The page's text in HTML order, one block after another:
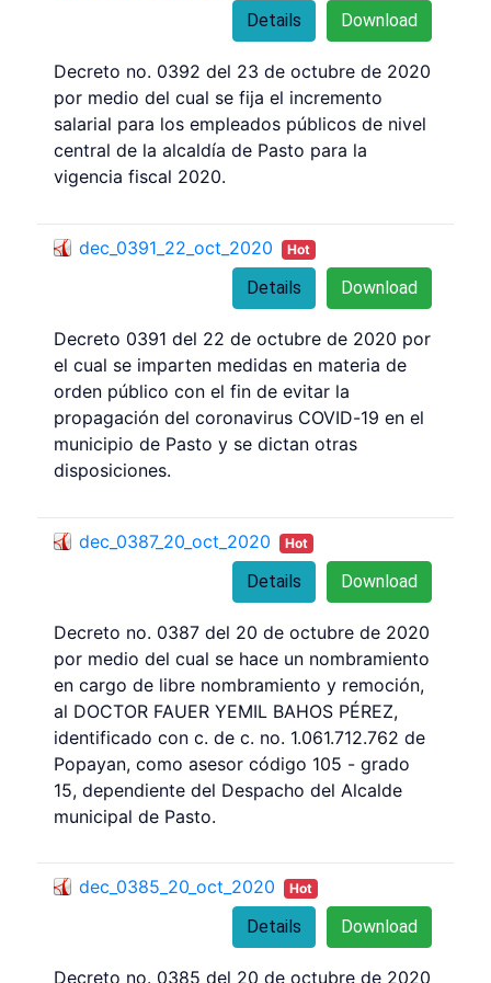
Download
Details
Decreto no. 0392 del 23 de octubre de 2020
por medio del cual se fija el incremento
salarial para los empleados públicos de nivel
central de la alcaldía de Pasto para la
vigencia fiscal 2020.
dec_0391_22_oct_2020 Hot
Download
Details
Decreto 0391 del 22 de octubre de 2020 por
el cual se imparten medidas en materia de
orden público con el fin de evitar la
propagación del coronavirus COVID-19 en el
municipio de Pasto y se dictan otras
disposiciones.
dec_0387_20_oct_2020 Hot
Download
Details
Decreto no. 0387 del 20 de octubre de 2020
por medio del cual se hace un nombramiento
en cargo de libre nombramiento y remoción,
al DOCTOR FAUER YEMIL BAHOS PÉREZ,
identificado con c. de c. no. 1.061.712.762 de
Popayan, como asesor código 105 - grado
15, dependiente del Despacho del Alcalde
municipal de Pasto.
dec_0385_20_oct_2020 Hot
Download
Details
Decreto no. 0385 del 20 de octubre de 2020